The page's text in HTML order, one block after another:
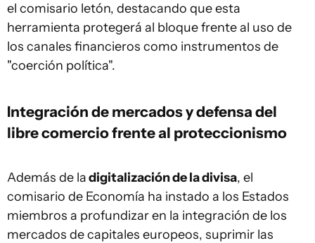
el comisario letón, destacando que esta
herramienta protegerá al bloque frente al uso de
los canales financieros como instrumentos de
"coerción política".
Integración de mercados y defensa del
libre comercio frente al proteccionismo
Además de ladigitalización de la divisa, el
comisario de Economía ha instado a los Estados
miembros a profundizar en la integración de los
mercados de capitales europeos, suprimir las